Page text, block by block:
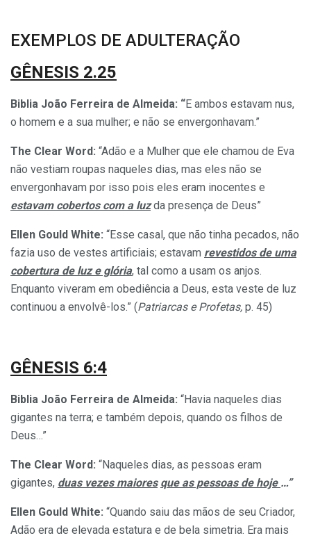
EXEMPLOS DE ADULTERAÇÃO
GÊNESIS 2.25
Biblia João Ferreira de Almeida: “E ambos estavam nus,
o homem e a sua mulher; e não se envergonhavam.”
The Clear Word: “Adão e a Mulher que ele chamou de Eva
não vestiam roupas naqueles dias, mas eles não se
envergonhavam por isso pois eles eram inocentes e
estavam cobertos com a luz da presença de Deus”
Ellen Gould White: “Esse casal, que não tinha pecados, não
fazia uso de vestes artificiais; estavam revestidos de uma
cobertura de luz e glória, tal como a usam os anjos.
Enquanto viveram em obediência a Deus, esta veste de luz
continuou a envolvê-los.” (Patriarcas e Profetas, p. 45)
GÊNESIS 6:4
Biblia João Ferreira de Almeida: “Havia naqueles dias
gigantes na terra; e também depois, quando os filhos de
Deus…”
The Clear Word: “Naqueles dias, as pessoas eram
gigantes, duas vezes maiores que as pessoas de hoje …”
Ellen Gould White: “Quando saiu das mãos de seu Criador,
Adão era de elevada estatura e de bela simetria. Era mais